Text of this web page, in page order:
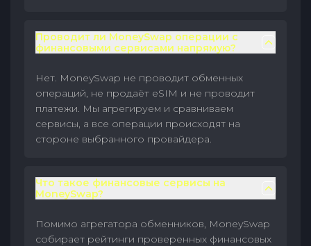
Проводит ли MoneySwap операции с
финансовыми сервисами напрямую?
Нет. MoneySwap не проводит обменных
операций, не продаёт eSIM и не проводит
платежи. Мы агрегируем и сравниваем
сервисы, а все операции происходят на
стороне выбранного провайдера.
Что такое финансовые сервисы на
MoneySwap?
Помимо агрегатора обменников, MoneySwap
собирает рейтинги проверенных финансовых